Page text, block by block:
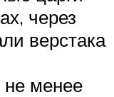
через
верстака
менее